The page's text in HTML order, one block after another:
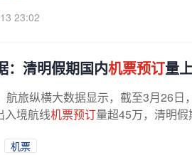
23:02
：清明假期国内机票预订量
航旅纵横大数据显示，截至3月26日
入境航线机票预订量超45万，清明
机票